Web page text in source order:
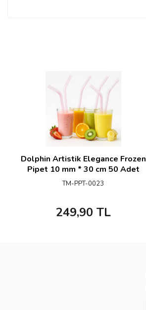
Dolphin Artistik Elegance Frozen
Pipet 10 mm * 30 cm 50 Adet
TM-PPT-0023
249,90 TL